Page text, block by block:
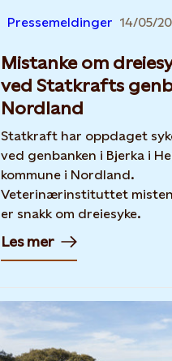
Pressemeldinger 14/05/
Mistanke om
ved Statkrafts
Nordland
Statkraft har oppdaget
ved genbanken i Bjerka i
kommune i Nordland.
Veterinærinstituttet
er snakk om dreiesyke.
Les mer